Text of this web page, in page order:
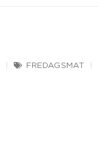
FREDAGSMAT